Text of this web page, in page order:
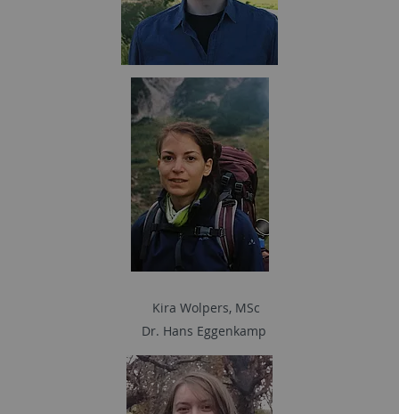
Kira Wolpers, MSc
Dr. Hans Eggenkamp